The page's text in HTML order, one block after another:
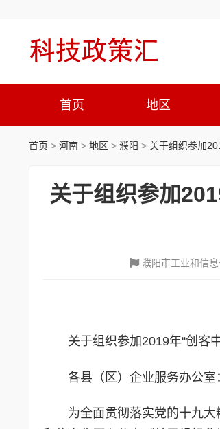
首页 地区
首页 > 河南 > 地区 > 濮阳 > 关于组织参加
关于组织参加
濮阳市工业和信
关于组织参加2019年“创客
各县（区）企业服务办公室
为全面贯彻落实党的十九